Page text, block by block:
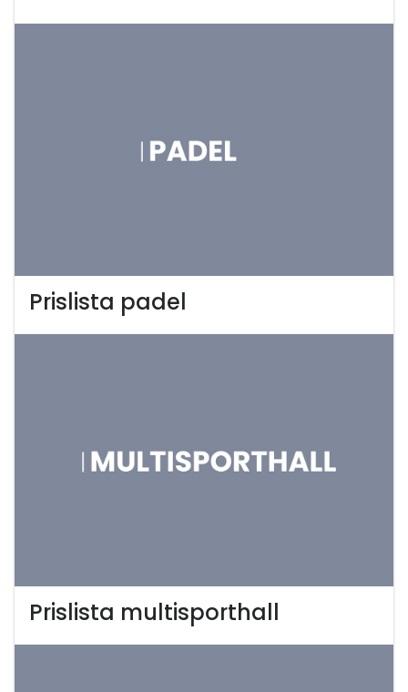
Prislista padel
Prislista multisporthall